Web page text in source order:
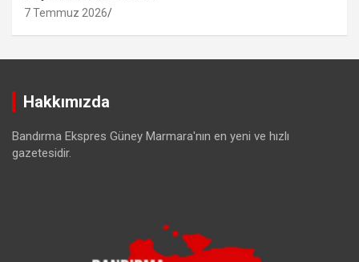
7 Temmuz 2026
Hakkımızda
Bandırma Ekspres Güney Marmara'nın en yeni ve hızlı
gazetesidir.